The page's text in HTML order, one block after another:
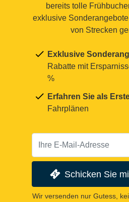
bereits tolle
exklusive
von Strecken
Exklusive
Rabatte mit
%
Erfahren Sie als
Fahrplänen
Schicken Sie
Wir versenden nur Gutess,